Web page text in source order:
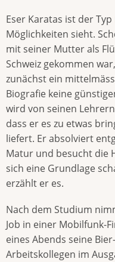
Eser Karatas ist der
Möglichkeiten sieht.
mit seiner Mutter als
Schweiz gekommen
zunächst ein
Biografie keine
wird von seinen
dass er es zu etwas
liefert. Er absolviert
Matur und besucht die
sich eine Grundlage
erzählt er es.
Nach dem Studium
Job in einer Mobilfunk-
eines Abends seine
Arbeitskollegen im